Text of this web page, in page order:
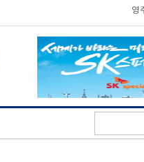
영